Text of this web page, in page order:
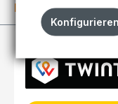
Kundenkonto
Konfigurieren